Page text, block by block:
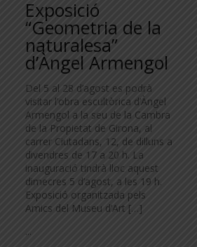
Exposició
“Geometria de la
naturalesa”
d’Àngel Armengol
Del 5 al 28 d’agost es podrà
visitar l’obra escultòrica d’Àngel
Armengol a la seu de la Cambra
de la Propietat de Girona, al
carrer Ciutadans, 12, de dilluns a
divendres de 17 a 20 h. La
inauguració tindrà lloc aquest
dimecres 5 d’agost, a les 19 h.
Exposició organitzada pels
Amics del Museu d’Art […]
...